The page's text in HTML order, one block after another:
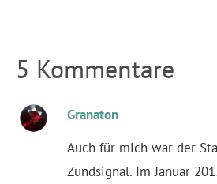
5 Kommentare
Granaton
Auch für mich war der
Zündsignal. Im Januar